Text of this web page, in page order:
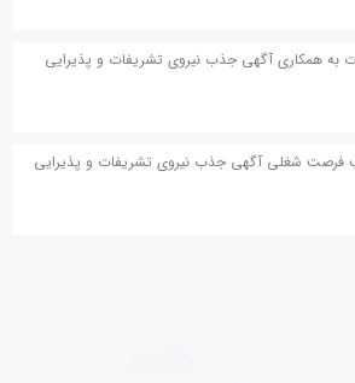
به همکاری آگهی جذب نیروی تشریفات و پذیرایی
فرصت شغلی آگهی جذب نیروی تشریفات و پذیرایی